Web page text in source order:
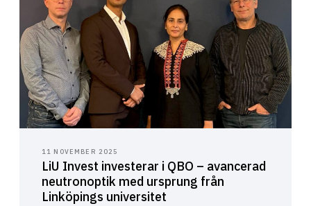
11 NOVEMBER 2025
LiU Invest investerar i QBO – avancerad
neutronoptik med ursprung från
Linköpings universitet